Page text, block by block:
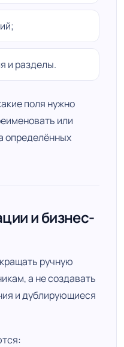
и разделы.
поля нужно
или
определённых
и бизнес-
ручную
а не создавать
и дублирующиеся